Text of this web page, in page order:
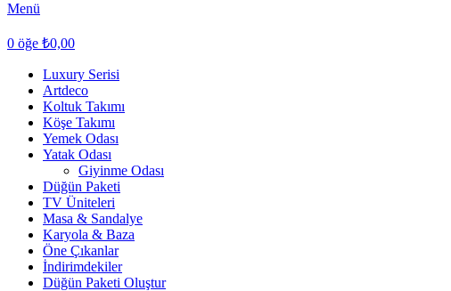
Menü
0 öğe ₺0,00
Luxury Serisi
Artdeco
Koltuk Takımı
Köşe Takımı
Yemek Odası
Yatak Odası
Giyinme Odası
Düğün Paketi
TV Üniteleri
Masa & Sandalye
Karyola & Baza
Öne Çıkanlar
İndirimdekiler
Düğün Paketi Oluştur